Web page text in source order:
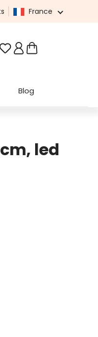
France
Vous avez 0 articles
Blog
led